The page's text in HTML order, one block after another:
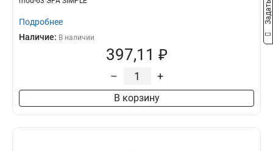
Подробнее
Наличие: В наличии
397,11 ₽
– +
В корзину